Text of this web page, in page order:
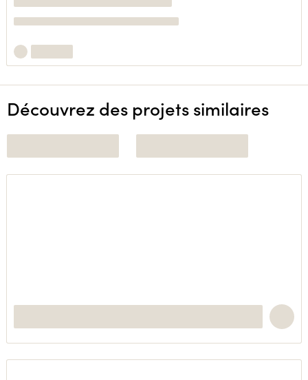
Découvrez des projets similaires